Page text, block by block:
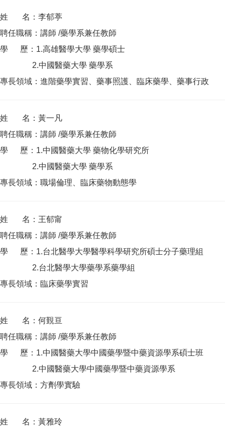
姓 名：李郁葶
聘任職稱：講師 /藥學系兼任教師
學 歷：1.高雄醫學大學 藥學碩士
2.中國醫藥大學 藥學系
專長領域：進階藥學實習、藥事照護、臨床藥學、藥事行政
姓 名：黃一凡
聘任職稱：講師 /藥學系兼任教師
學 歷：1.中國醫藥大學 藥物化學研究所
2.中國醫藥大學 藥學系
專長領域：職場倫理、臨床藥物動態學
姓 名：王郁甯
聘任職稱：講師 /藥學系兼任教師
學 歷：1.台北醫學大學醫學科學研究所碩士分子藥理組
2.台北醫學大學藥學系藥學組
專長領域：臨床藥學實習
姓 名：何覲亘
聘任職稱：講師 /藥學系兼任教師
學 歷：1.中國醫藥大學中國藥學暨中藥資源學系碩士班
2.中國醫藥大學中國藥學暨中藥資源學系
專長領域：方劑學實驗
姓 名：黃雅玲